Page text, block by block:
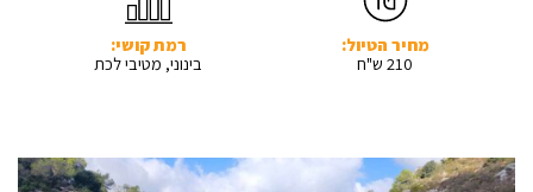
מחיר הטיול:
210 ש"ח
רמת קושי:
בינוני, מטיבי לכת